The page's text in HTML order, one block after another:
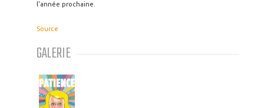
l'année prochaine.
Source
GALERIE